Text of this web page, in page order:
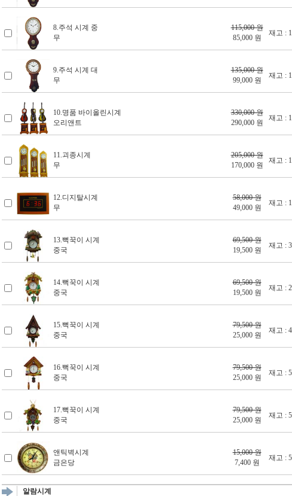
8.주석 시계 중
무
115,000 원
85,000 원
재고 : 1
9.주석 시계 대
무
135,000 원
99,000 원
재고 : 1
10.명품 바이올린시계
오리앤트
330,000 원
290,000 원
재고 : 1
11.괴종시계
무
205,000 원
170,000 원
재고 : 1
12.디지탈시계
무
58,000 원
49,000 원
재고 : 1
13.뻑꾹이 시계
중국
69,500 원
19,500 원
재고 :
14.뻑꾹이 시계
중국
69,500 원
19,500 원
재고 :
15.뻑꾹이 시계
중국
79,500 원
25,000 원
재고 : 4
16.뻑꾹이 시계
중국
79,500 원
25,000 원
재고 : 5
17.뻑꾹이 시계
중국
79,500 원
25,000 원
재고 : 5
앤틱벽시계
금은당
15,000 원
7,400 원
재고 :
알람시계